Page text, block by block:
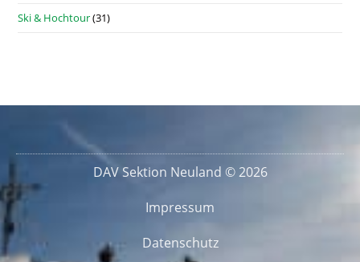
Ski & Hochtour(31)
DAV Sektion Neuland © 2026
Impressum
Datenschutz